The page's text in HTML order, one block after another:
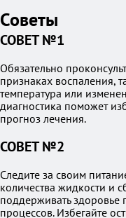
Советы
СОВЕТ №1
Обязательно
признаках воспаления,
температура или
диагностика поможет
прогноз лечения.
СОВЕТ №2
Следите за своим
количества жидкости и
поддерживать здоровье
процессов. Избегайте